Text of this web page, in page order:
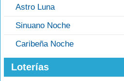
Astro Luna
Sinuano Noche
Caribeña Noche
Loterías